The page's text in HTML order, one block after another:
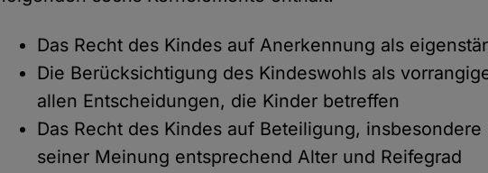
Das Recht des Kindes auf Anerkennung als
Die Berücksichtigung des Kindeswohls als
allen Entscheidungen, die Kinder betreffen
Das Recht des Kindes auf Beteiligung,
seiner Meinung entsprechend Alter und Reifegrad